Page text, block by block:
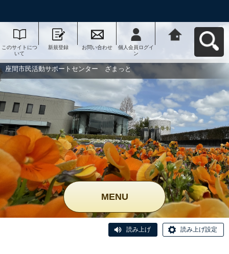
このサイトにつ
いて
新規登録 お問い合わせ
個人会員ログイ
ン
ー ざまっとへ
座間市民活動サポートセンター ざまっと
MENU
読み上げ 読み上げ設定